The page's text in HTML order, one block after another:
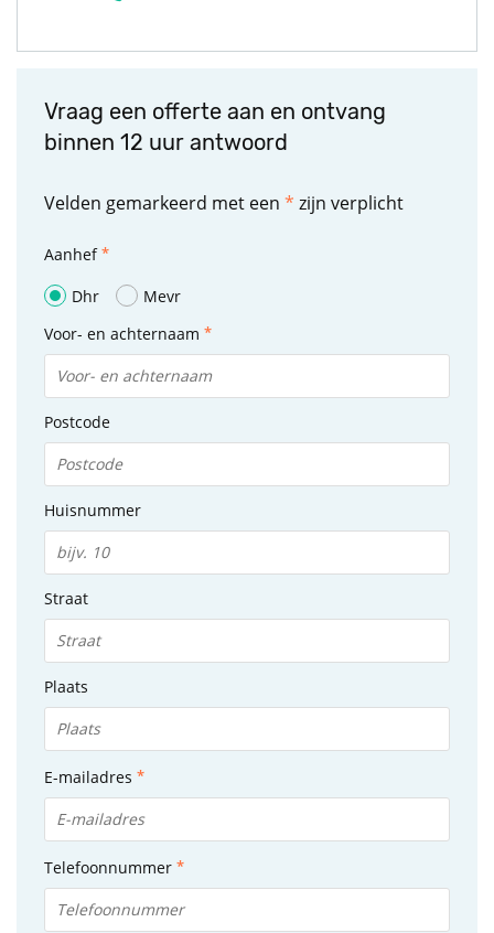
Vraag een offerte aan en ontvang
binnen 12 uur antwoord
Velden gemarkeerd met een * zijn verplicht
Aanhef
Dhr
Mevr
Voor- en achternaam
Postcode
Huisnummer
Straat
Plaats
E-mailadres
Telefoonnummer